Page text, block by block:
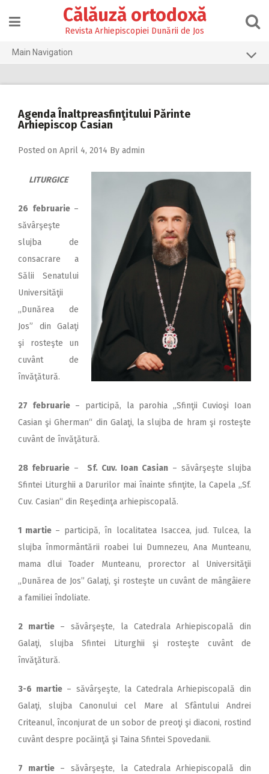
content
Călăuză ortodoxă
Revista Arhiepiscopiei Dunării de Jos
Main Navigation
2025
2022
2021
2020
2018
2017
2015
2014
2012
Agenda Înaltpreasfinţitului Părinte
Arhiepiscop Casian
Posted on April 4, 2014 By admin
LITURGICE
26 februarie –
săvârşeşte
slujba de
consacrare a
Sălii Senatului
Universităţii
,,Dunărea de
Jos” din Galaţi
şi rosteşte un
cuvânt de
învăţătură.
27 februarie– participă, la parohia „Sfinţii Cuvioşi Ioan
Casian şi Gherman“ din Galaţi, la slujba de hram şi rosteşte
cuvânt de învăţătură.
28 februarie – Sf. Cuv. Ioan Casian – săvârşeşte slujba
Sfintei Liturghii a Darurilor mai înainte sfinţite, la Capela ,,Sf.
Cuv. Casian“ din Reşedinţa arhiepiscopală.
1 martie – participă, în localitatea Isaccea, jud. Tulcea, la
slujba înmormântării roabei lui Dumnezeu, Ana Munteanu,
mama dlui Toader Munteanu, prorector al Universităţii
„Dunărea de Jos” Galaţi, şi rosteşte un cuvânt de mângâiere
a familiei îndoliate.
2 martie– săvârşeşte, la Catedrala Arhiepiscopală din
Galaţi, slujba Sfintei Liturghii şi rosteşte cuvânt de
învăţătură.
3-6 martie– săvârşeşte, la Catedrala Arhiepiscopală din
Galaţi, slujba Canonului cel Mare al Sfântului Andrei
Criteanul, înconjurat de un sobor de preoţi şi diaconi, rostind
cuvânt despre pocăinţă şi Taina Sfintei Spovedanii.
7 martie– săvârşeşte, la Catedrala Arhiepiscopală din